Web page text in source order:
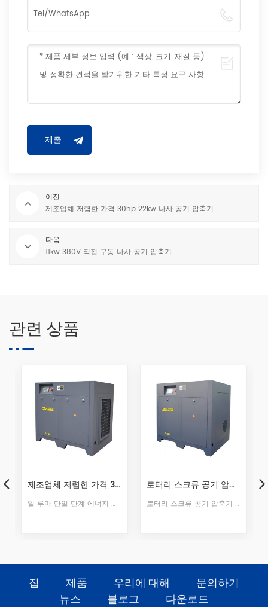
이전
제조업체 저렴한 가격 30hp 22kw 나사 공기 압축기
다음
11kw 380V 직접 구동 나사 공기 압축기
관련 상품
로터리 스크류 공기 압축기 37kW 50 마력 공기 압축기 벨트 드라이브 일체형 스크류 공기 압축기
후아 다 올인원 스크류 공기 압축기 시리즈는 완전한 솔루 티 깨끗하고 건조한 압축 공기를 생성합니다.출구 파이프, 배수 파이프 및 전기 케이블을 시스템에 연결하기 만하면 비용 절감 및 space.
집 제품 우리에 대해
문의하기
뉴스
블로그
다운로드